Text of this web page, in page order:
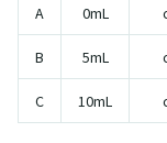
A 0mL
B 5mL
C 10mL